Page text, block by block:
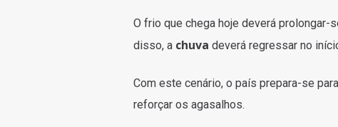
O frio que chega hoje deverá prolongar-
disso, a chuva deverá regressar no
Com este cenário, o país prepara-se
reforçar os agasalhos.